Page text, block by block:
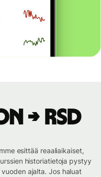
→ RSD
esittää reaaliaikaiset,
historiatietoja pystyy
ajalta. Jos haluat